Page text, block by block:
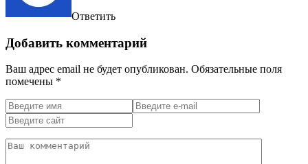
Ответить
Добавить комментарий
Ваш адрес email не будет опубликован. Обязательные поля
помечены *